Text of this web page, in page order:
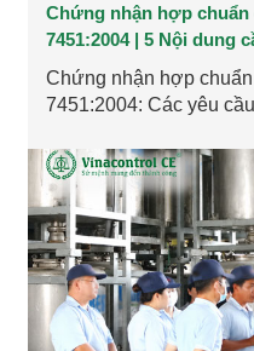
Chứng nhận hợp chuẩn
7451:2004 | 5 Nội dung
Chứng nhận hợp
7451:2004: Các yêu